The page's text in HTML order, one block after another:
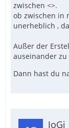
zwischen <>.
ob zwischen in
unerheblich ,
Außer der
auseinander zu
Dann hast du
JoGi